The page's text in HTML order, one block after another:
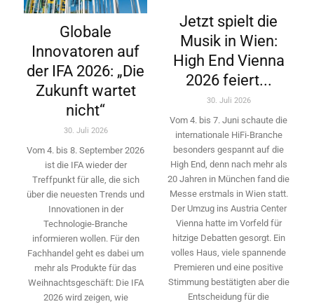
Globale
Innovatoren auf
der IFA 2026: „Die
Zukunft wartet
nicht“
30. Juli 2026
Vom 4. bis 8. September 2026
ist die IFA wieder der
Treffpunkt für alle, die sich
über die neuesten Trends und
Innovationen in der
Technologie-­Branche
informieren wollen. Für den
Fachhandel geht es dabei um
mehr als Produkte für das
Weihnachtsgeschäft: Die IFA
2026 wird ­zeigen, wie
Jetzt spielt die
Musik in Wien:
High End Vienna
2026 feiert...
30. Juli 2026
Vom 4. bis 7. Juni schaute die
internationale HiFi-Branche
besonders gespannt auf die
High End, denn nach mehr als
20 Jahren in München fand die
Messe erstmals in Wien statt.
Der Umzug ins Austria Center
Vienna hatte im Vorfeld für
hitzige Debatten gesorgt. Ein
volles Haus, viele spannende
Premieren und eine positive
Stimmung bestätigten aber die
Entscheidung für die